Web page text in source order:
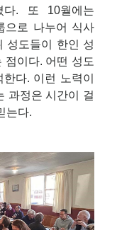
다. 또 10월에는
으로 나누어 식사
성도들이 한인 성
점이다. 어떤 성도
다. 이런 노력이
과정은 시간이 걸
는다.